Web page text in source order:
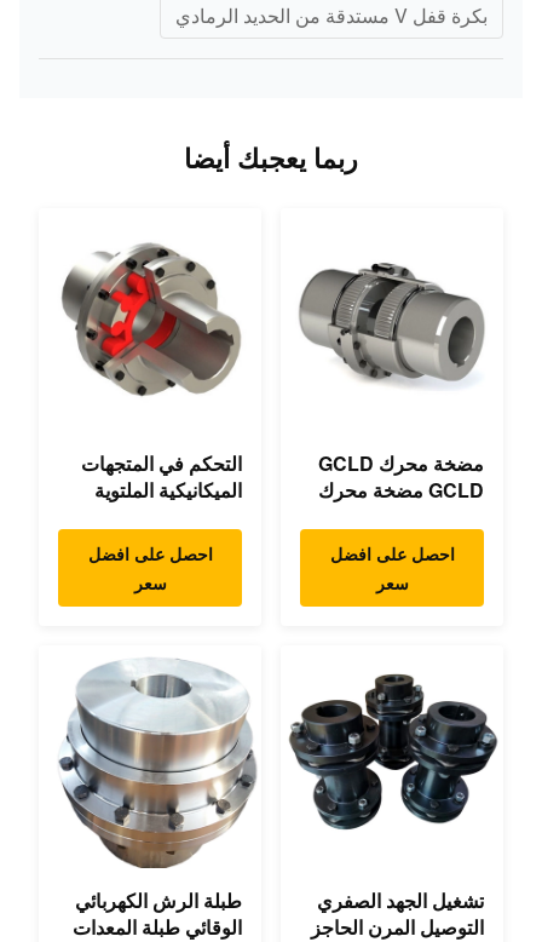
بكرة قفل V مستدقة من الحديد الرمادي
ربما يعجبك أيضا
مضخة محرك GCLD
GCLD مضخة محرك
احصل على افضل
سعر
التحكم في المتجهات
الميكانيكية الملتوية
الميكانيكية
احصل على افضل
سعر
تشغيل الجهد الصفري
التوصيل المرن الحاجز
طبلة الرش الكهربائي
الوقائي طبلة المعدات